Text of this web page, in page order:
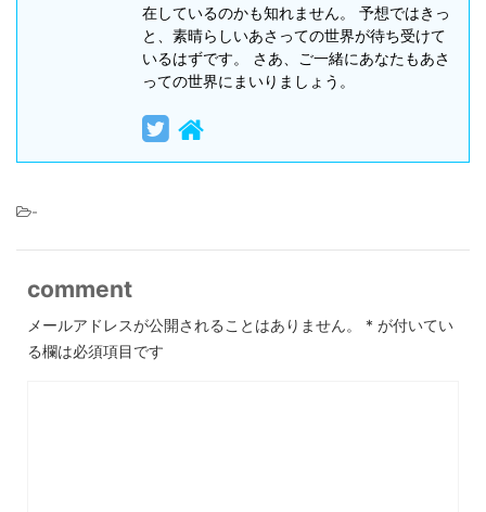
在しているのかも知れません。 予想ではきっ
と、素晴らしいあさっての世界が待ち受けて
いるはずです。 さあ、ご一緒にあなたもあさ
っての世界にまいりましょう。
-
comment
メールアドレスが公開されることはありません。 * が付いてい
る欄は必須項目です